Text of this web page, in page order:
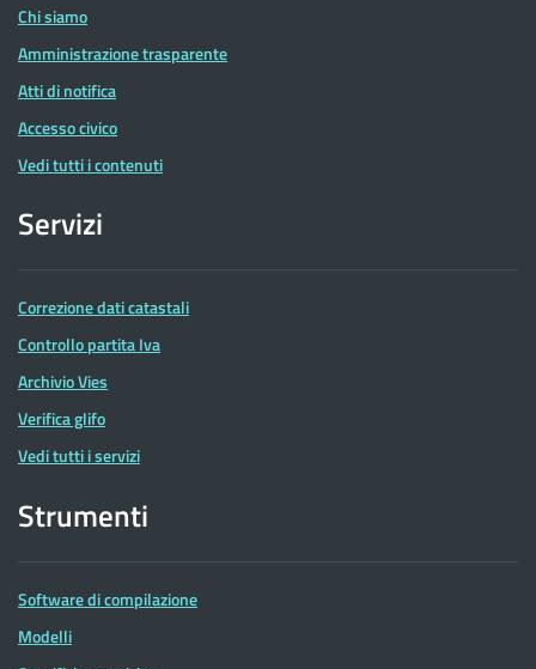
Chi siamo
Amministrazione trasparente
Atti di notifica
Accesso civico
Vedi tutti i contenuti
Servizi
Correzione dati catastali
Controllo partita Iva
Archivio Vies
Verifica glifo
Vedi tutti i servizi
Strumenti
Software di compilazione
Modelli